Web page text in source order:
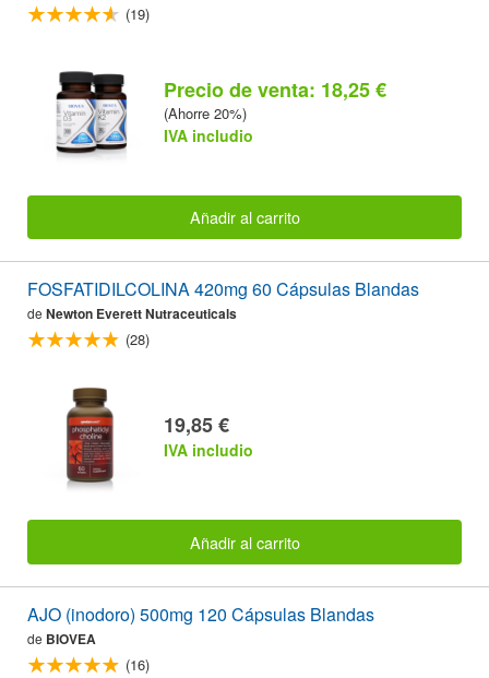
(19)
Precio de venta: 18,25 €
(Ahorre 20%)
IVA includio
Añadir al carrito
FOSFATIDILCOLINA 420mg 60 Cápsulas Blandas
de Newton Everett Nutraceuticals
(28)
19,85 €
IVA includio
Añadir al carrito
AJO (inodoro) 500mg 120 Cápsulas Blandas
de BIOVEA
(16)